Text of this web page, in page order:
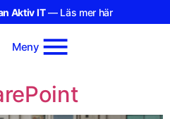
Aktiv IT— Läs mer här
Meny